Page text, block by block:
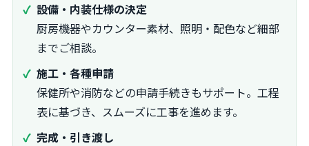
設備・内装仕様の決定
厨房機器やカウンター素材、照明・配色など細部
までご相談。
施工・各種申請
保健所や消防などの申請手続きもサポート。工程
表に基づき、スムーズに工事を進めます。
完成・引き渡し